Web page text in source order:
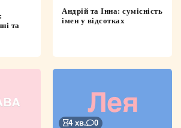
та
Андрій та Інна: сумісність
імен у відсотках
4 хв. 0